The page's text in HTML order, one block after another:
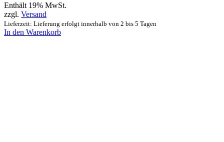
Enthält 19% MwSt.
zzgl. Versand
Lieferzeit: Lieferung erfolgt innerhalb von 2 bis 5 Tagen
In den Warenkorb